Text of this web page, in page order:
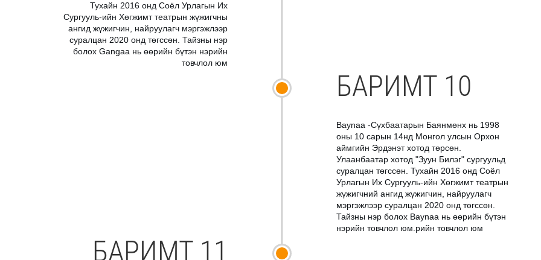
Тухайн 2016 онд Соёл Урлагын Их
Сургууль-ийн Хөгжимт театрын жүжигчны
ангид жүжигчин, найруулагч мэргэжлээр
суралцан 2020 онд төгссөн. Тайзны нэр
болох Gangaa нь өөрийн бүтэн нэрийн
товчлол юм
БАРИМТ 10
Baynaa -Сүхбаатарын Баянмөнх нь 1998
оны 10 сарын 14нд Монгол улсын Орхон
аймгийн Эрдэнэт хотод төрсөн.
Улаанбаатар хотод "Зуун Билэг" сургуульд
суралцан төгссөн. Тухайн 2016 онд Соёл
Урлагын Их Сургууль-ийн Хөгжимт театрын
жүжигчний ангид жүжигчин, найруулагч
мэргэжлээр суралцан 2020 онд төгссөн.
Тайзны нэр болох Baynaa нь өөрийн бүтэн
нэрийн товчлол юм.рийн товчлол юм
БАРИМТ 11